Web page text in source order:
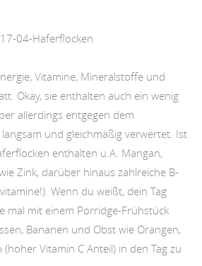
Vitamine, Mineralstoffe und
Okay, sie enthalten auch ein wenig
allerdings entgegen dem
und gleichmäßig verwertet. Ist
enthalten u.A. Mangan,
Zink, darüber hinaus zahlreiche B-
Wenn du weißt, dein Tag
mal mit einem Porridge-Frühstück
Bananen und Obst wie Orangen,
Vitamin C Anteil) in den Tag zu